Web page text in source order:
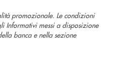
promozionale. Le condizioni
Informativi messi a disposizione
banca e nella sezione